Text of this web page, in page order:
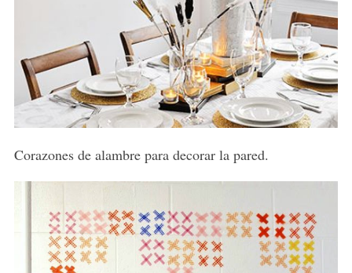
Corazones de alambre para decorar la pared.